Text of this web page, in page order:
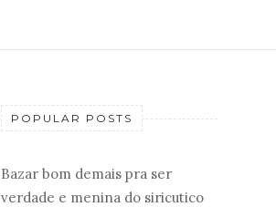
POPULAR POSTS
Bazar bom demais pra ser
verdade e menina do siricutico